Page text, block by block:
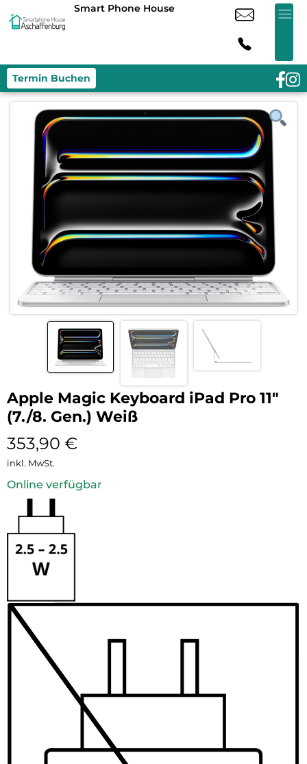
Smart Phone House
Termin Buchen
Apple Magic Keyboard iPad Pro 11″
(7./8. Gen.) Weiß
353,90 €
inkl. MwSt.
Online verfügbar